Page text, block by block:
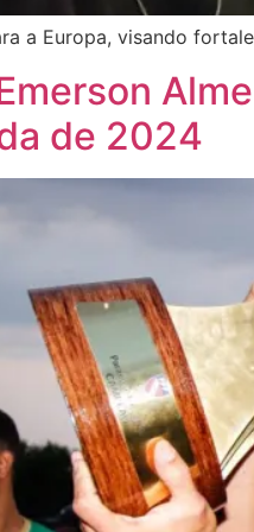
a Europa, visando
de 2024